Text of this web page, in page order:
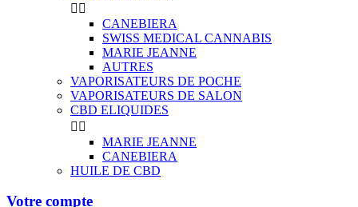
 
CANEBIERA
SWISS MEDICAL CANNABIS
MARIE JEANNE
AUTRES
VAPORISATEURS DE POCHE
VAPORISATEURS DE SALON
CBD ELIQUIDES
 
MARIE JEANNE
CANEBIERA
HUILE DE CBD
Votre compte